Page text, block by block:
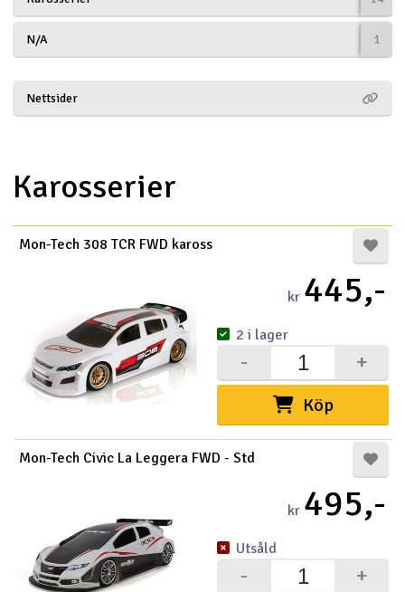
Drönare för FPV
Modellbygg- och byggsatser
Modelljärnväg
Motor & tillbehör
Outlet
Raketer
Scooter & elfordon
N/A 1
Nettsider
Karosserier
Mon-Tech 308 TCR FWD kaross
kr 445,-
Köp
+
-
2 i lager
Mon-Tech Civic La Leggera FWD - Std
kr 495,-
+
-
Utsåld